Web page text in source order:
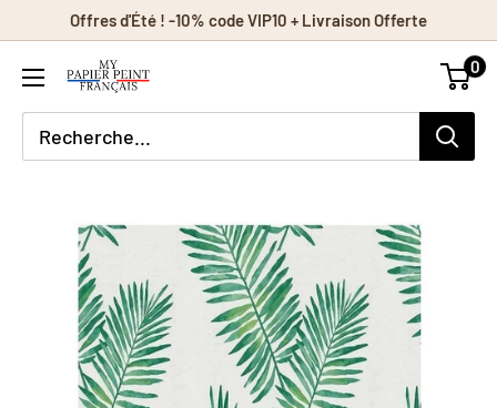
contenu
Offres d'Été ! -10% code VIP10 + Livraison Offerte
0